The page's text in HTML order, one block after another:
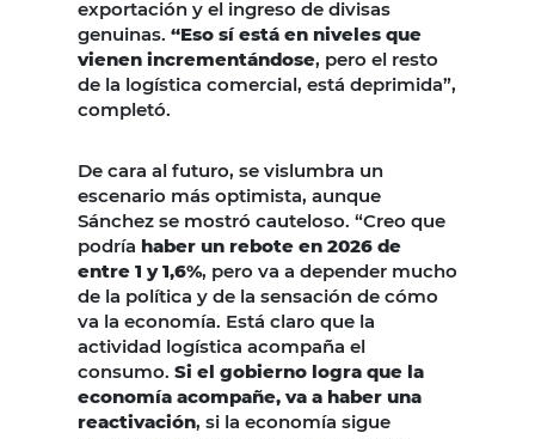
exportación y el ingreso de divisas
genuinas. “Eso sí está en niveles que
vienen incrementándose, pero el resto
de la logística comercial, está deprimida”,
completó.
De cara al futuro, se vislumbra un
escenario más optimista, aunque
Sánchez se mostró cauteloso. “Creo que
podría haber un rebote en 2026 de
entre 1 y 1,6%, pero va a depender mucho
de la política y de la sensación de cómo
va la economía. Está claro que la
actividad logística acompaña el
consumo. Si el gobierno logra que la
economía acompañe, va a haber una
reactivación, si la economía sigue